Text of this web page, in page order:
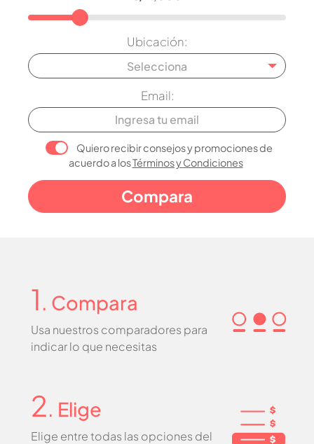
Ubicación:
Selecciona
Email:
Quiero recibir consejos y promociones de
acuerdo a losTérminos y Condiciones
1 . Compara
Usa nuestros comparadores para
indicar lo que necesitas
2. Elige
Elige entre todas las opciones del